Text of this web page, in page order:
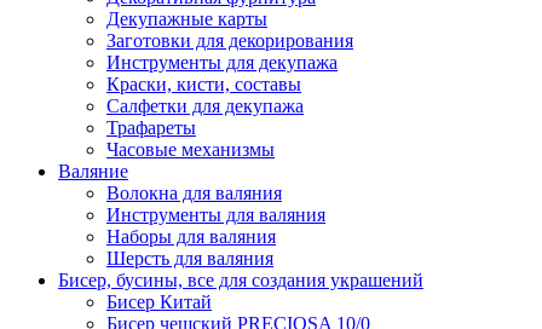
Декупажные карты
Заготовки для декорирования
Инструменты для декупажа
Краски, кисти, составы
Салфетки для декупажа
Трафареты
Часовые механизмы
Валяние
Волокна для валяния
Инструменты для валяния
Наборы для валяния
Шерсть для валяния
Бисер, бусины, все для создания украшений
Бисер Китай
Бисер чешский PRECIOSA 10/0